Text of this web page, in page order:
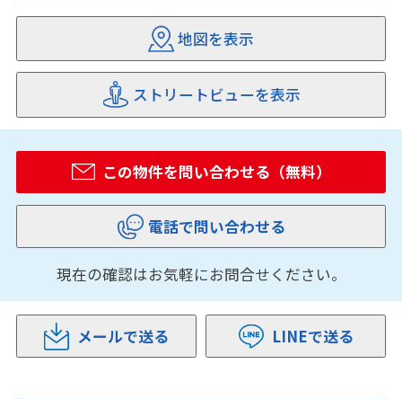
地図を表示
ストリートビューを表示
この物件を問い合わせる（無料）
電話で問い合わせる
現在の確認はお気軽にお問合せください。
メールで送る LINEで送る